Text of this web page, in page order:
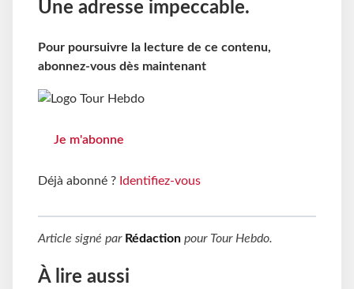
Une adresse impeccable.
Pour poursuivre la lecture de ce contenu,
abonnez-vous dès maintenant
Je m'abonne
Déjà abonné ? Identifiez-vous
Article signé par Rédaction pour Tour Hebdo.
À lire aussi